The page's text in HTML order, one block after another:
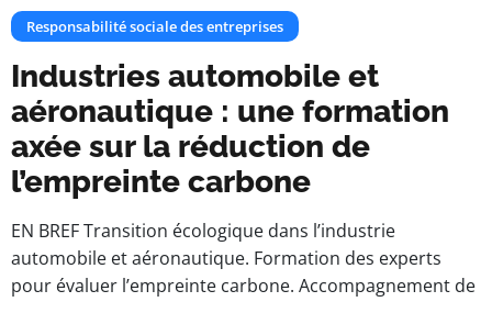
Responsabilité sociale des entreprises
Industries automobile et
aéronautique : une formation
axée sur la réduction de
l’empreinte carbone
EN BREF Transition écologique dans l’industrie
automobile et aéronautique. Formation des experts
pour évaluer l’empreinte carbone. Accompagnement de